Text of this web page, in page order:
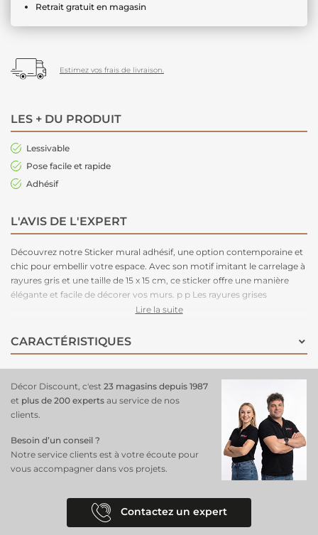
Retrait gratuit en magasin
Estimez vos frais de livraison.
LES + DU PRODUIT
Lessivable
Pose facile et rapide
Adhésif
L'AVIS DE L'EXPERT
Découvrez notre Sticker mural adhésif, une option contemporaine et
chic pour embellir votre espace. Avec son motif imitant le carrelage à
rayures gris et une taille de 15 x 15 cm, ce sticker offre une manière
élégante et facile de décorer vos murs. p p Les rayures grises
confèrent une touche de modernité et de sobriété à votre intérieur,
Lire la suite
CARACTÉRISTIQUES
Décor Discount, c'est 23 magasins depuis 1987
et plus de 200 experts au service de nos
clients.
Besoin d’un conseil ?
Notre service clients est à votre écoute pour
vous accompagner dans vos projets.
Contactez un expert